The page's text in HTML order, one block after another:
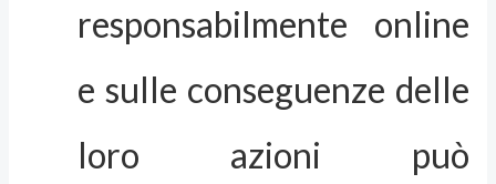
responsabilmente online
e sulle conseguenze delle
loro azioni può